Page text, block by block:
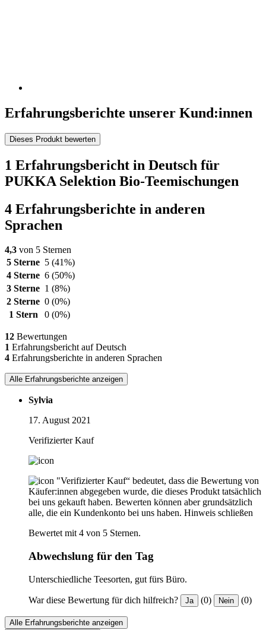
Erfahrungsberichte unserer Kund:innen
Dieses Produkt bewerten
1 Erfahrungsbericht in Deutsch für
PUKKA Selektion Bio-Teemischungen
4 Erfahrungsberichte in anderen
Sprachen
4,3 von 5 Sternen
5 Sterne 5 (41%)
4 Sterne 6 (50%)
3 Sterne 1 (8%)
2 Sterne 0 (0%)
1 Stern
0 (0%)
12 Bewertungen
1 Erfahrungsbericht auf Deutsch
4 Erfahrungsberichte in anderen Sprachen
Alle Erfahrungsberichte anzeigen
Sylvia
17. August 2021
Verifizierter Kauf
"Verifizierter Kauf“ bedeutet, dass die Bewertung von
Käufer:innen abgegeben wurde, die dieses Produkt tatsächlich
bei uns gekauft haben. Bewerten können aber grundsätzlich
alle, die ein Kundenkonto bei uns haben. Hinweis schließen
Bewertet mit 4 von 5 Sternen.
Abwechslung für den Tag
Unterschiedliche Teesorten, gut fürs Büro.
War diese Bewertung für dich hilfreich? Ja (0) Nein (0)
Alle Erfahrungsberichte anzeigen